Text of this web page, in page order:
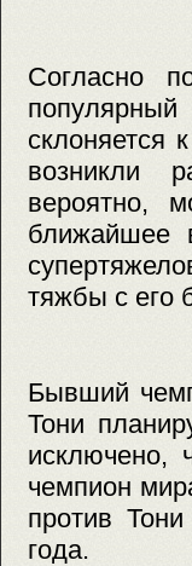
Согласно
склоняется
возникли
вероятно,
ближайшее
тяжбы с его
Бывший
Тони
исключено,
чемпион
против
года.